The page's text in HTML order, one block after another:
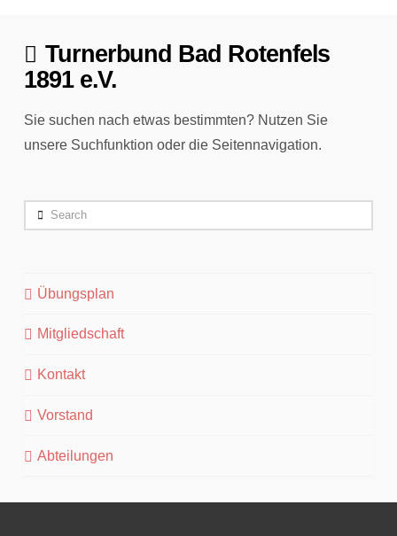
Turnerbund Bad Rotenfels
1891 e.V.
Sie suchen nach etwas bestimmten? Nutzen Sie
unsere Suchfunktion oder die Seitennavigation.
Search
Übungsplan
Mitgliedschaft
Kontakt
Vorstand
Abteilungen